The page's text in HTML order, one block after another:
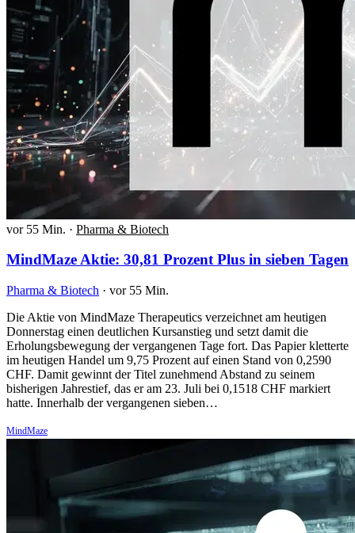
vor 55 Min. · Pharma & Biotech
MindMaze Aktie: 30,81 Prozent Plus in sieben Tagen
Pharma & Biotech · vor 55 Min.
Die Aktie von MindMaze Therapeutics verzeichnet am heutigen
Donnerstag einen deutlichen Kursanstieg und setzt damit die
Erholungsbewegung der vergangenen Tage fort. Das Papier kletterte
im heutigen Handel um 9,75 Prozent auf einen Stand von 0,2590
CHF. Damit gewinnt der Titel zunehmend Abstand zu seinem
bisherigen Jahrestief, das er am 23. Juli bei 0,1518 CHF markiert
hatte. Innerhalb der vergangenen sieben…
MindMaze